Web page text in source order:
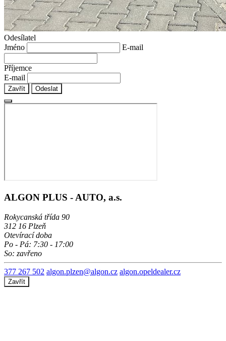
Odesílatel
Jméno
E-mail
Příjemce
E-mail
Zavřít Odeslat
ALGON PLUS - AUTO, a.s.
Rokycanská třída 90
312 16 Plzeň
Otevírací doba
Po - Pá: 7:30 - 17:00
So: zavřeno
377 267 502 algon.plzen@algon.cz algon.opeldealer.cz
Zavřít